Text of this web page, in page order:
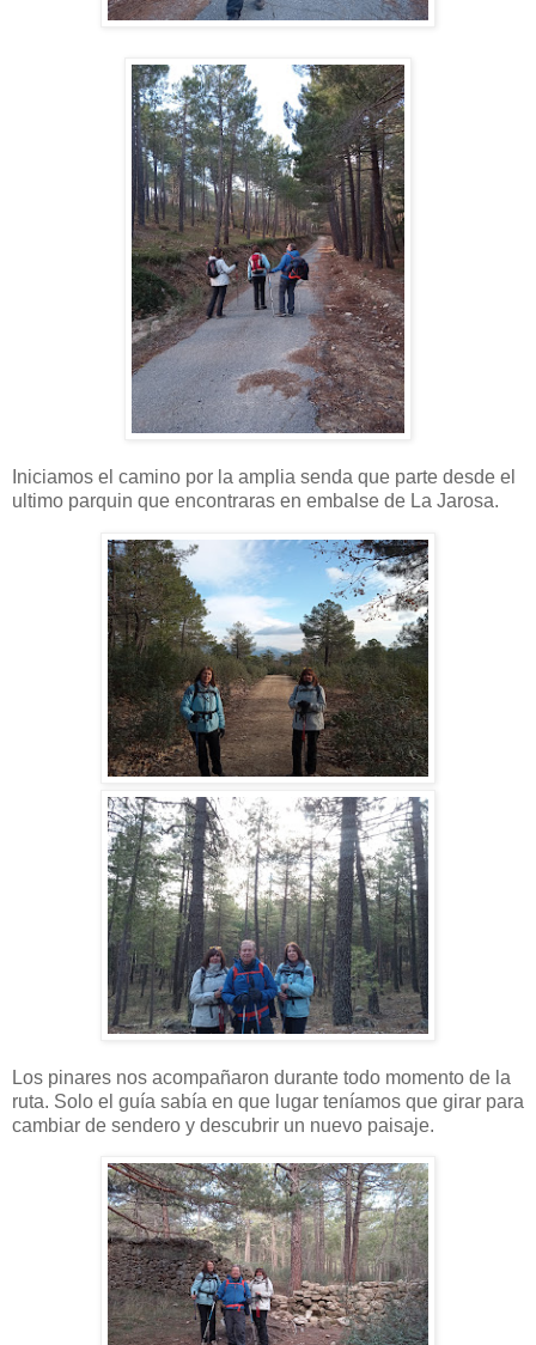
Iniciamos el camino por la amplia senda que parte desde el
ultimo parquin que encontraras en embalse de La Jarosa.
Los pinares nos acompañaron durante todo momento de la
ruta. Solo el guía sabía en que lugar teníamos que girar para
cambiar de sendero y descubrir un nuevo paisaje.